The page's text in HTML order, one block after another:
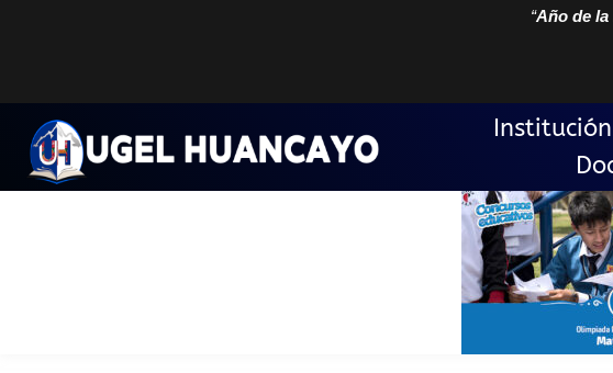
contenido
“Año de la
Institución